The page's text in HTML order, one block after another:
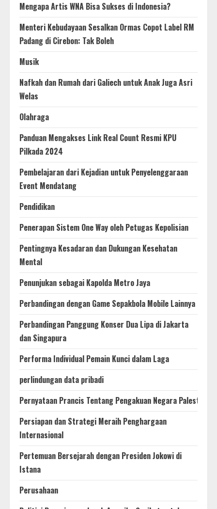
Mengapa Artis WNA Bisa Sukses di Indonesia?
Menteri Kebudayaan Sesalkan Ormas Copot Label RM
Padang di Cirebon: Tak Boleh
Musik
Nafkah dan Rumah dari Galiech untuk Anak Juga Asri
Welas
Olahraga
Panduan Mengakses Link Real Count Resmi KPU
Pilkada 2024
Pembelajaran dari Kejadian untuk Penyelenggaraan
Event Mendatang
Pendidikan
Penerapan Sistem One Way oleh Petugas Kepolisian
Pentingnya Kesadaran dan Dukungan Kesehatan
Mental
Penunjukan sebagai Kapolda Metro Jaya
Perbandingan dengan Game Sepakbola Mobile Lainnya
Perbandingan Panggung Konser Dua Lipa di Jakarta
dan Singapura
Performa Individual Pemain Kunci dalam Laga
perlindungan data pribadi
Pernyataan Prancis Tentang Pengakuan Negara Palestina
Persiapan dan Strategi Meraih Penghargaan
Internasional
Pertemuan Bersejarah dengan Presiden Jokowi di
Istana
Perusahaan